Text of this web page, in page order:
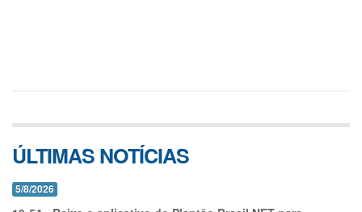
ÚLTIMAS NOTÍCIAS
5/8/2026